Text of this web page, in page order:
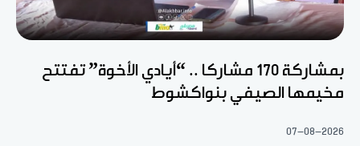
بمشاركة 170 مشاركا .. “أيادي الأخوة” تفتتح
مخيمها الصيفي بنواكشوط
07-08-2026